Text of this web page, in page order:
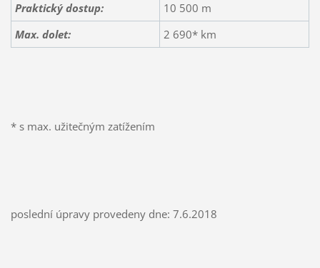
Praktický dostup:
10 500 m
Max. dolet:
2 690* km
* s max. užitečným zatížením
poslední úpravy provedeny dne: 7.6.2018